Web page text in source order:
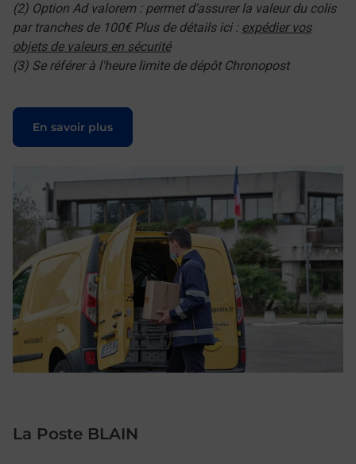
(2) Option Ad valorem : permet d'assurer la valeur du colis
par tranches de 100€ Plus de détails ici : expédier vos
objets de valeurs en sécurité
(3) Se référer à l'heure limite de dépôt Chronopost
En savoir plus
Le lien s'ouvre dans un nouvel onglet
La Poste BLAIN